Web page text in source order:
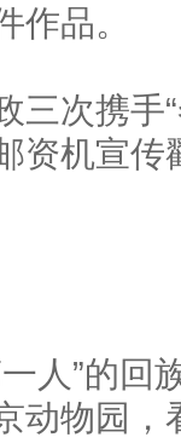
作品。
三次携手
资机宣
人”的回
动物园